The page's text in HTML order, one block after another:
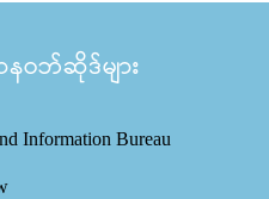
နဝဘ်ဆိုဒ်များ
Information Bureau